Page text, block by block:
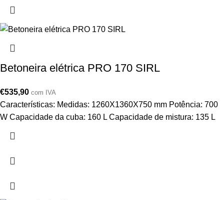
Betoneira elétrica PRO 170 SIRL
€535,90 com IVA
Características: Medidas: 1260X1360X750 mm Potência: 700
W Capacidade da cuba: 160 L Capacidade de mistura: 135 L